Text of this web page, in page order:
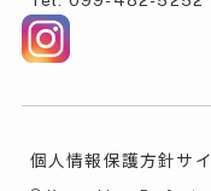
個人情報保護方針サ